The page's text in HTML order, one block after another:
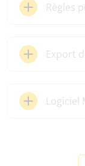
Règles
Export
Logiciel